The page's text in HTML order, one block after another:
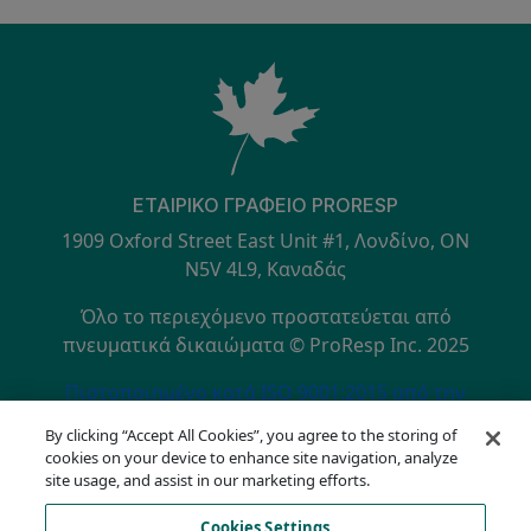
ΕΤΑΙΡΙΚΌ ΓΡΑΦΕΊΟ PRORESP
1909 Oxford Street East Unit #1, Λονδίνο, ON
N5V 4L9, Καναδάς
Όλο το περιεχόμενο προστατεύεται από
πνευματικά δικαιώματα © ProResp Inc. 2025
SECONDARY MENU
Πιστοποιημένο κατά ISO 9001:2015 από την
Πολιτική Απορρήτου
Γραμμή επικοινωνίας συμμόρφωσης
Όροι Χρήσης
By clicking “Accept All Cookies”, you agree to the storing of
cookies on your device to enhance site navigation, analyze
site usage, and assist in our marketing efforts.